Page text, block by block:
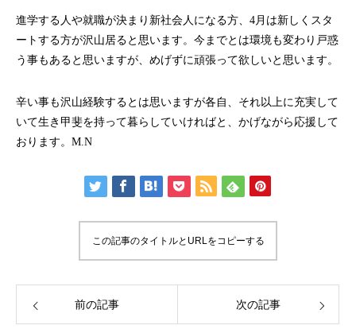
進学する人や就職が決まり新社会人になる方、4月は新しくスタ
ートする方が沢山居ると思います。今までとは環境も変わり戸惑
う事もあると思いますが、めげずに頑張って欲しいと思います。
辛い事も沢山経験するとは思いますが各自、それ以上に充実して
いて生き甲斐を持って暮らしていければと、かげながら応援して
おります。M.N
この記事のタイトルとURLをコピーする
前の記事 次の記事